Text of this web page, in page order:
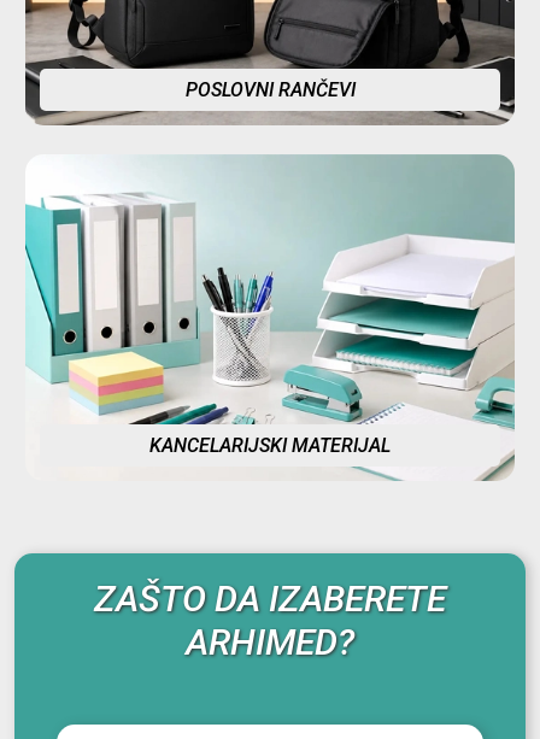
POSLOVNI RANČEVI
KANCELARIJSKI MATERIJAL
ZAŠTO DA IZABERETE
ARHIMED?